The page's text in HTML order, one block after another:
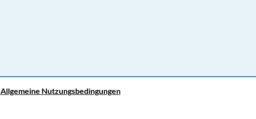
Allgemeine Nutzungsbedingungen